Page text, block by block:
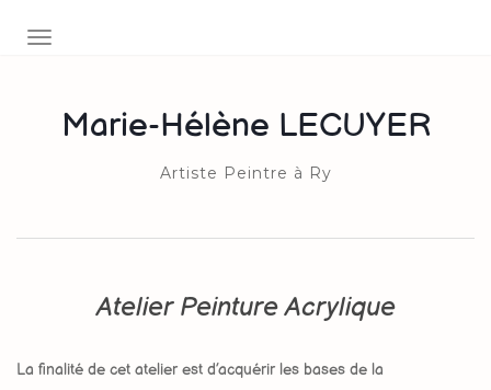
AFFICHER/MASQUER LA NAVIGATION
Marie-Hélène LECUYER
Artiste Peintre à Ry
Atelier Peinture Acrylique
La finalité de cet atelier est d’acquérir les bases de la